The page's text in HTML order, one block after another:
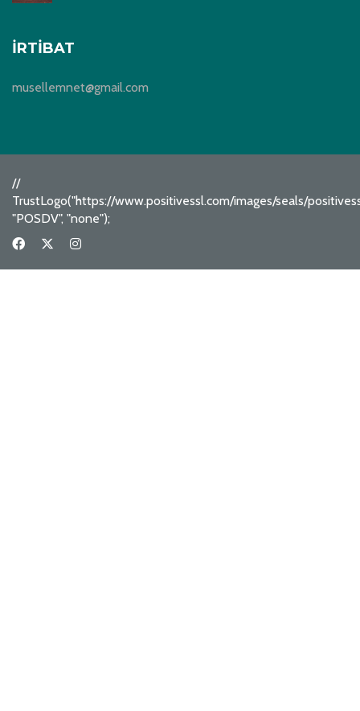
İRTIBAT
musellemnet@gmail.com
//
TrustLogo("https://www.positivessl.com/images/seals/
"POSDV", "none");